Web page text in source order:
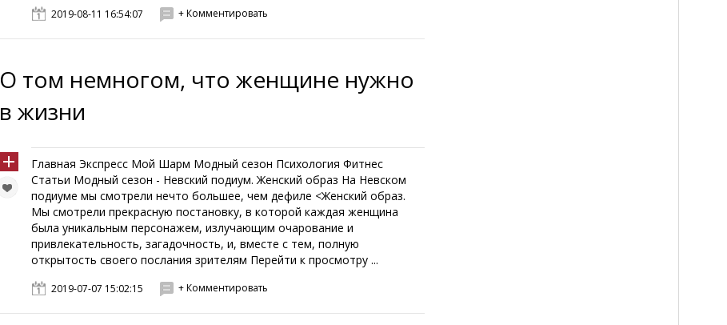
2019-08-11 16:54:07 + Комментировать
О том немногом, что женщине нужно
в жизни
Главная Экспресс Мой Шарм Модный сезон Психология Фитнес
Статьи Модный сезон - Невский подиум. Женский образ На Невском
подиуме мы смотрели нечто большее, чем дефиле <Женский образ.
Мы смотрели прекрасную постановку, в которой каждая женщина
была уникальным персонажем, излучающим очарование и
привлекательность, загадочность, и, вместе с тем, полную
открытость своего послания зрителям Перейти к просмотру ...
2019-07-07 15:02:15 + Комментировать